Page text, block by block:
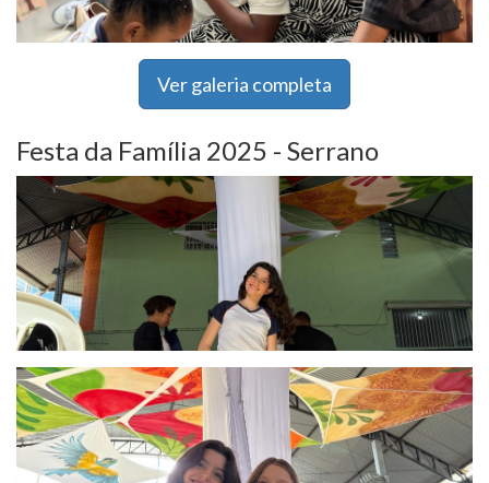
Ver galeria completa
Festa da Família 2025 - Serrano